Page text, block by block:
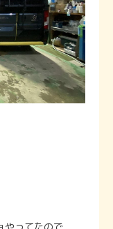
やってたので